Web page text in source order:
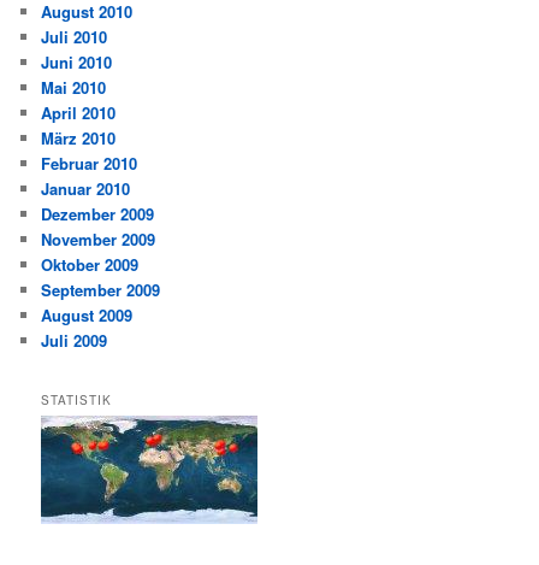
August 2010
Juli 2010
Juni 2010
Mai 2010
April 2010
März 2010
Februar 2010
Januar 2010
Dezember 2009
November 2009
Oktober 2009
September 2009
August 2009
Juli 2009
STATISTIK